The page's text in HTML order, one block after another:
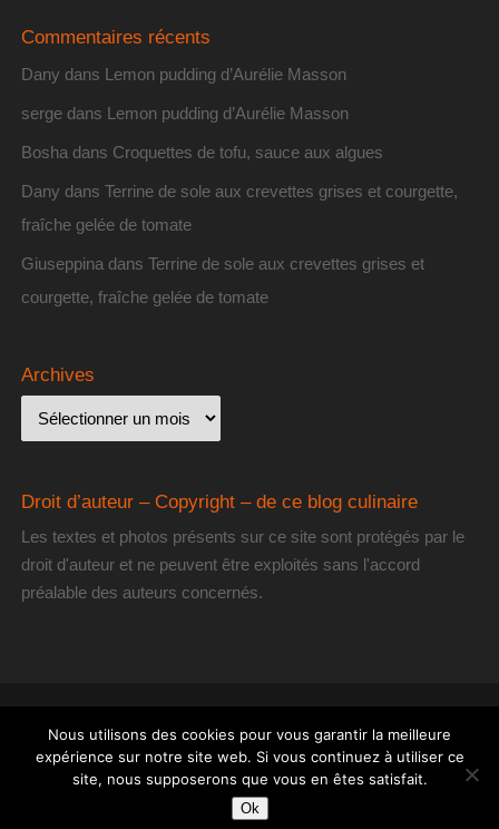
Commentaires récents
Dany dans Lemon pudding d’Aurélie Masson
sergedans Lemon pudding d’Aurélie Masson
Bosha dans Croquettes de tofu, sauce aux algues
Dany dans Terrine de sole aux crevettes grises et courgette,
fraîche gelée de tomate
Giuseppina dans Terrine de sole aux crevettes grises et
courgette, fraîche gelée de tomate
Archives
Droit d’auteur – Copyright – de ce blog culinaire
Les textes et photos présents sur ce site sont protégés par le
droit d'auteur et ne peuvent être exploités sans l'accord
préalable des auteurs concernés.
[les] Gourmantissimes| Fièrement propulsé parMantra & WordPress.
Nous utilisons des cookies pour vous garantir la meilleure
expérience sur notre site web. Si vous continuez à utiliser ce
site, nous supposerons que vous en êtes satisfait.
Ok